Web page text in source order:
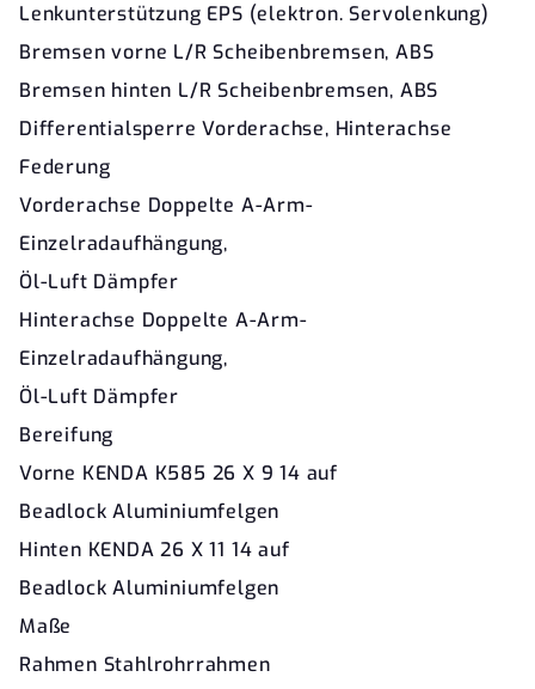
Lenkunterstützung EPS (elektron. Servolenkung)
Bremsen vorne L/R Scheibenbremsen, ABS
Bremsen hinten L/R Scheibenbremsen, ABS
Differentialsperre Vorderachse, Hinterachse
Federung
Vorderachse Doppelte A-Arm-
Einzelradaufhängung,
Öl-Luft Dämpfer
Hinterachse Doppelte A-Arm-
Einzelradaufhängung,
Öl-Luft Dämpfer
Bereifung
Vorne KENDA K585 26 X 9 14 auf
Beadlock Aluminiumfelgen
Hinten KENDA 26 X 11 14 auf
Beadlock Aluminiumfelgen
Maße
Rahmen Stahlrohrrahmen